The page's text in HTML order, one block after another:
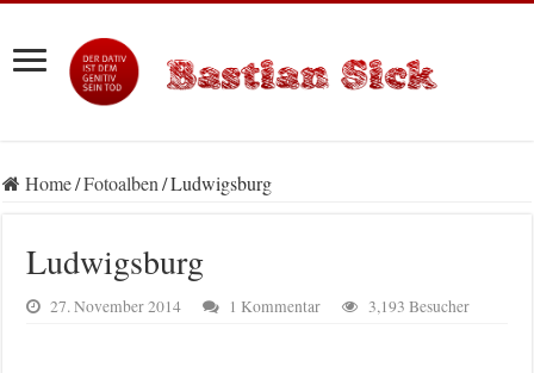
Home/Fotoalben/Ludwigsburg
Ludwigsburg
27. November 2014 1 Kommentar 3,193 Besucher